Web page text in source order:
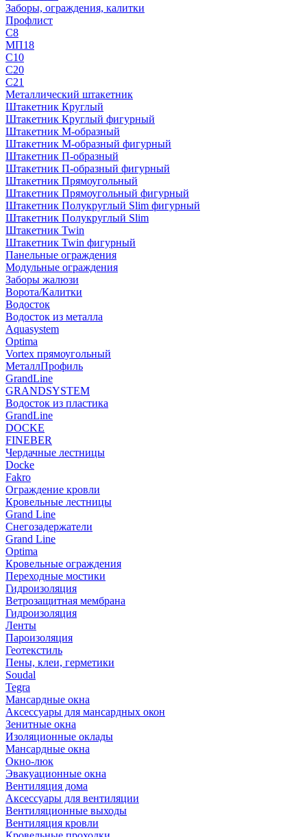
Заборы, ограждения, калитки
Профлист
С8
МП18
С10
С20
С21
Металлический штакетник
Штакетник Круглый
Штакетник Круглый фигурный
Штакетник М-образный
Штакетник М-образный фигурный
Штакетник П-образный
Штакетник П-образный фигурный
Штакетник Прямоугольный
Штакетник Прямоугольный фигурный
Штакетник Полукруглый Slim фигурный
Штакетник Полукруглый Slim
Штакетник Twin
Штакетник Twin фигурный
Панельные ограждения
Модульные ограждения
Заборы жалюзи
Ворота/Калитки
Водосток
Водосток из металла
Aquasystem
Optima
Vortex прямоугольный
МеталлПрофиль
GrandLine
GRANDSYSTEM
Водосток из пластика
GrandLine
DOCKE
FINEBER
Чердачные лестницы
Docke
Fakro
Ограждение кровли
Кровельные лестницы
Grand Line
Снегозадержатели
Grand Line
Optima
Кровельные ограждения
Переходные мостики
Гидроизоляция
Ветрозащитная мембрана
Гидроизоляция
Ленты
Пароизоляция
Геотекстиль
Пены, клеи, герметики
Soudal
Tegra
Мансардные окна
Аксессуары для мансардных окон
Зенитные окна
Изоляционные оклады
Мансардные окна
Окно-люк
Эвакуационные окна
Вентиляция дома
Аксессуары для вентиляции
Вентиляционные выходы
Вентиляция кровли